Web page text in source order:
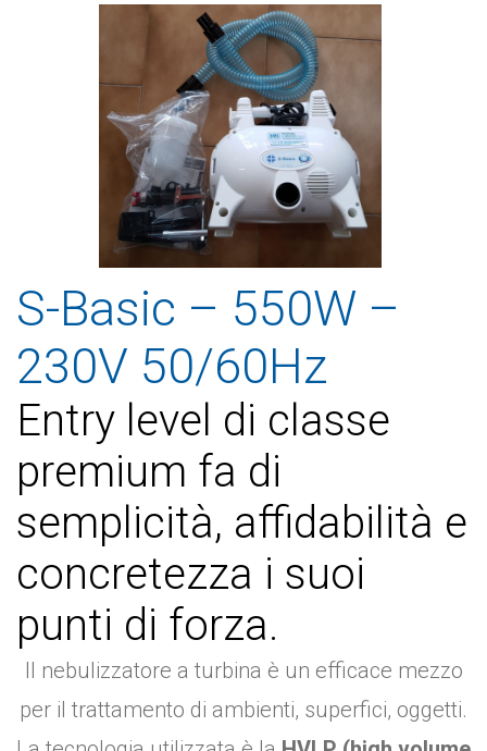
S-Basic – 550W –
230V 50/60Hz
Entry level di classe
premium fa di
semplicità, affidabilità e
concretezza i suoi
punti di forza.
Il nebulizzatore a turbina è un efficace mezzo
per il trattamento di ambienti, superfici, oggetti.